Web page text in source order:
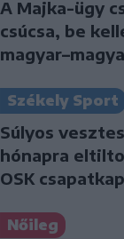
A Majka-ügy
csúcsa, be
Székely Sport
Súlyos
hónapra
OSK
Nőileg